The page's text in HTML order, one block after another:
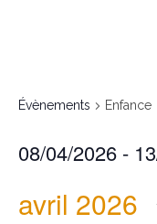
Évènements Enfance
08/04/2026 -
avril 2026